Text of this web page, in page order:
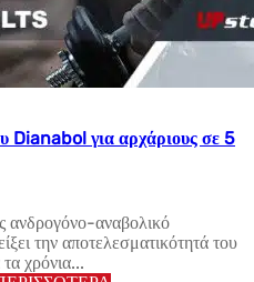
Dianabol για αρχάριους σε 5
ανδρογόνο-αναβολικό
την αποτελεσματικότητά του
χρόνια...